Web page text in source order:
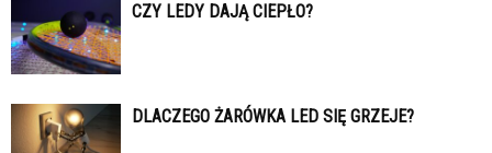
CZY LEDY DAJĄ CIEPŁO?
DLACZEGO ŻARÓWKA LED SIĘ GRZEJE?